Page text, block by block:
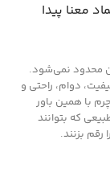
معنا پیدا
محدود نمی‌شود.
دوام، راحتی و
با همین باور
که بتوانند
رقم بزنند.